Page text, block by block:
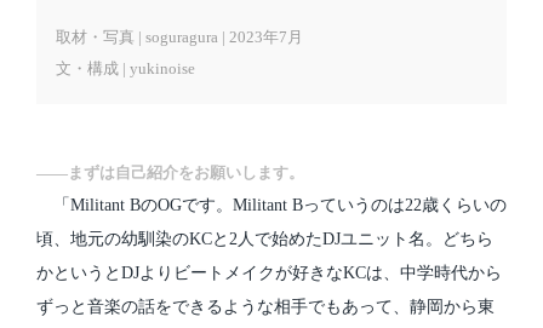
取材・写真 | soguragura | 2023年7月
文・構成 | yukinoise
――まずは自己紹介をお願いします。
「Militant BのOGです。Militant Bっていうのは22歳くらいの
頃、地元の幼馴染のKCと2人で始めたDJユニット名。どちら
かというとDJよりビートメイクが好きなKCは、中学時代から
ずっと音楽の話をできるような相手でもあって、静岡から東